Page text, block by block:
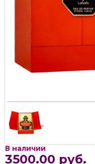
В наличии
3500.00 руб.